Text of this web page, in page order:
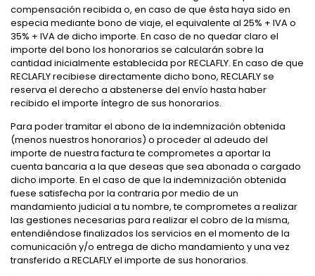
compensación recibida o, en caso de que ésta haya sido en
especia mediante bono de viaje, el equivalente al 25% + IVA o
35% + IVA de dicho importe. En caso de no quedar claro el
importe del bono los honorarios se calcularán sobre la
cantidad inicialmente establecida por RECLAFLY. En caso de que
RECLAFLY recibiese directamente dicho bono, RECLAFLY se
reserva el derecho a abstenerse del envío hasta haber
recibido el importe íntegro de sus honorarios.
Para poder tramitar el abono de la indemnización obtenida
(menos nuestros honorarios) o proceder al adeudo del
importe de nuestra factura te comprometes a aportar la
cuenta bancaria a la que deseas que sea abonada o cargado
dicho importe. En el caso de que la indemnización obtenida
fuese satisfecha por la contraria por medio de un
mandamiento judicial a tu nombre, te comprometes a realizar
las gestiones necesarias para realizar el cobro de la misma,
entendiéndose finalizados los servicios en el momento de la
comunicación y/o entrega de dicho mandamiento y una vez
transferido a RECLAFLY el importe de sus honorarios.